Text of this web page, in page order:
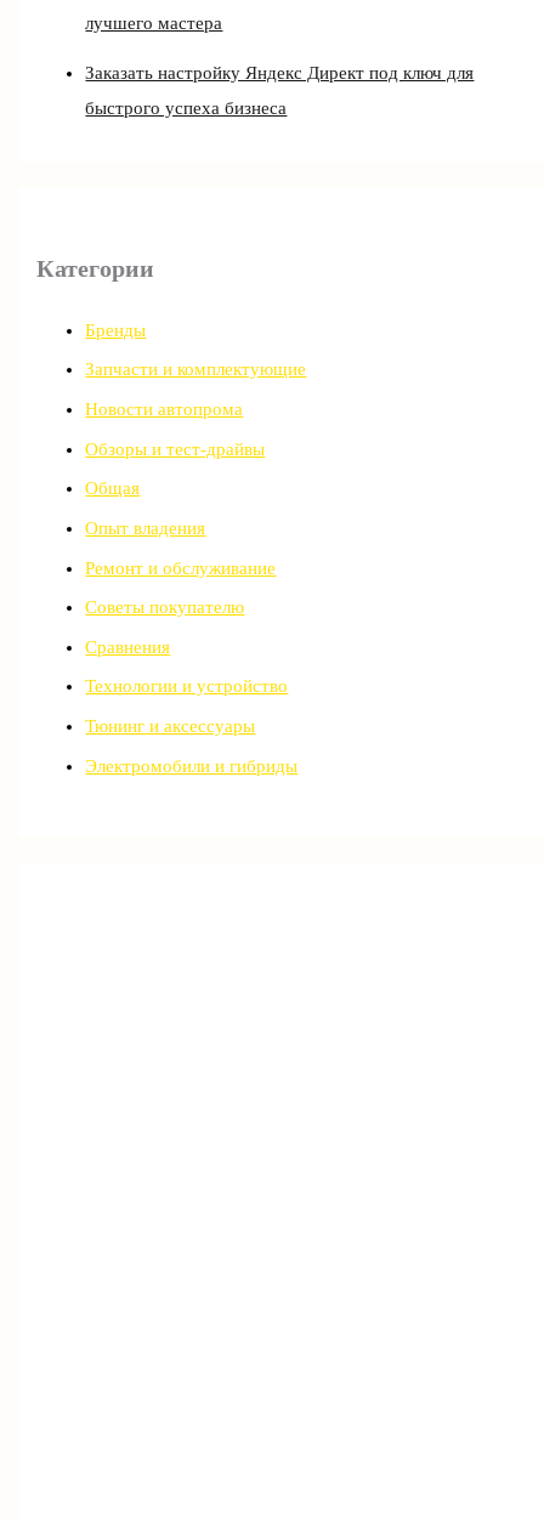
лучшего мастера
Заказать настройку Яндекс Директ под ключ для
быстрого успеха бизнеса
Категории
Бренды
Запчасти и комплектующие
Новости автопрома
Обзоры и тест-драйвы
Общая
Опыт владения
Ремонт и обслуживание
Советы покупателю
Сравнения
Технологии и устройство
Тюнинг и аксессуары
Электромобили и гибриды